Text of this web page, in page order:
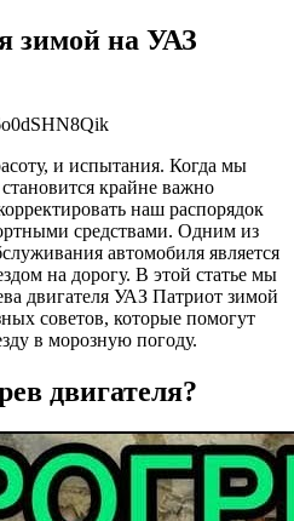
зимой на УАЗ
и испытания. Когда мы
крайне важно
наш распорядок
средствами. Одним из
автомобиля является
на дорогу. В этой статье мы
двигателя УАЗ Патриот зимой
советов, которые помогут
в морозную погоду.
двигателя?